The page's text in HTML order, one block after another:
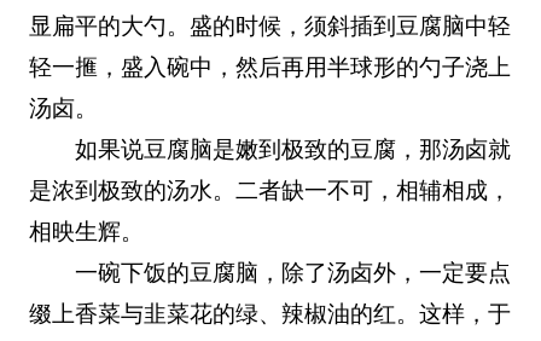
显扁平的大勺。盛的时候，须斜插到豆腐脑中轻
轻一㨤，盛入碗中，然后再用半球形的勺子浇上
汤卤。
如果说豆腐脑是嫩到极致的豆腐，那汤卤就
是浓到极致的汤水。二者缺一不可，相辅相成，
相映生辉。
一碗下饭的豆腐脑，除了汤卤外，一定要点
缀上香菜与韭菜花的绿、辣椒油的红。这样，于